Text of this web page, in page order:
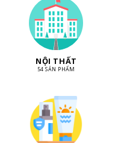
NỘI THẤT
54 SẢN PHẨM